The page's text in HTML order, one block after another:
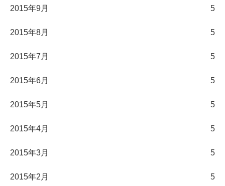
2015年9月 5
2015年8月 5
2015年7月 5
2015年6月 5
2015年5月 5
2015年4月 5
2015年3月 5
2015年2月 5